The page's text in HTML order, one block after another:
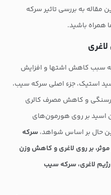
مقاله به بررسی تاثیر سرکه
همراه باشید.
به سبب کاهش اشتها و افزایش
استیک، جزء اصلی سرکه سیب،
و کاهش مصرف کالری
اسید بر روی هورمون‌های
حال بر اساس شواهد، سرکه
بر روی لاغری و کاهش وزن
لاغری، سرکه سیب